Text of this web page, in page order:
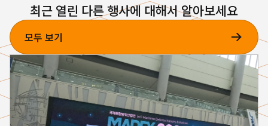
최근 열린 다른 행사에 대해서 알아보세요
모두 보기